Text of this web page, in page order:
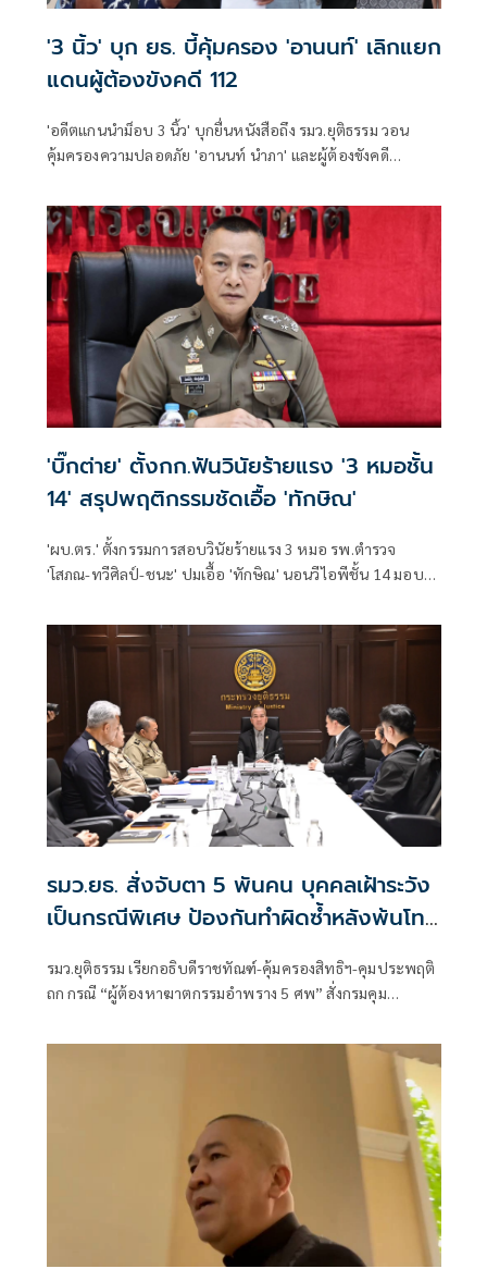
'3 นิ้ว' บุก ยธ. บี้คุ้มครอง 'อานนท์' เลิกแยก
แดนผู้ต้องขังคดี 112
'อดีตแกนนำม็อบ 3 นิ้ว' บุกยื่นหนังสือถึง รมว.ยุติธรรม วอน
คุ้มครองความปลอดภัย 'อานนท์ นำภา' และผู้ต้องขังคดี
'บิ๊กต่าย' ตั้งกก.ฟันวินัยร้ายแรง '3 หมอชั้น
14' สรุปพฤติกรรมชัดเอื้อ 'ทักษิณ'
'ผบ.ตร.' ตั้งกรรมการสอบวินัยร้ายแรง 3 หมอ รพ.ตำรวจ
'โสภณ-ทวีศิลป์-ชนะ' ปมเอื้อ 'ทักษิณ' นอนวีไอพีชั้น 14 มอบ
รมว.ยธ. สั่งจับตา 5 พันคน บุคคลเฝ้าระวัง
เป็นกรณีพิเศษ ป้องกันทำผิดซ้ำหลังพ้นโทษ
รมว.ยุติธรรม เรียกอธิบดีราชทัณฑ์-คุ้มครองสิทธิฯ-คุมประพฤติ
ถก กรณี “ผู้ต้องหาฆาตกรรมอำพราง 5 ศพ” สั่งกรมคุม
ระดับมาตรการความปลอดภัยในระดับพื้นที่